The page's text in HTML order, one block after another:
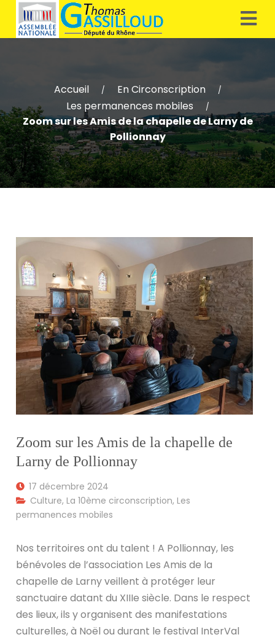
Accueil / En Circonscription /
Les permanences mobiles /
Zoom sur les Amis de la chapelle de Larny de
Pollionnay
Zoom sur les Amis de la chapelle de
Larny de Pollionnay
17 décembre 2024
Culture,La 10ème circonscription,Les
permanences mobiles
Nos territoires ont du talent ! A Pollionnay, les
bénévoles de l’association Les Amis de la
chapelle de Larny veillent à protéger leur
sanctuaire datant du XIIIe siècle. Dans le respect
des lieux, ils y organisent des manifestations
culturelles, à Noël ou durant le festival InterVal